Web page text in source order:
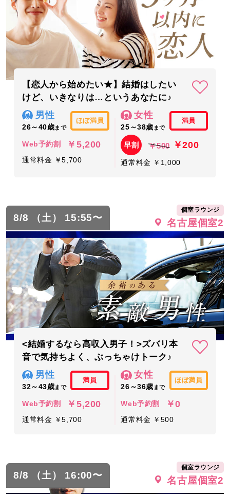
【恋人から始めたい★】結婚はしたい
けど、いきなりは…というあなたに♪
男性
26～40歳まで
ほぼ満員
Web予約割 ￥5,200
通常料金 ￥5,700
女性
25～38歳 まで
満員
早割 ￥500 ￥200
通常料金 ￥1,000
8/8 （土） 15:55〜
個室ラウンジ
名古屋個室2
<結婚するなら高収入男子！>ズバリ本
音で気持ちよく、ぶっちゃけトーク♪
男性
32～43歳まで
満員
Web予約割 ￥5,200
通常料金 ￥5,700
女性
26～36歳 まで
ほぼ満員
Web予約割 ￥0
通常料金 ￥500
8/8 （土） 16:00〜
個室ラウンジ
名古屋個室2